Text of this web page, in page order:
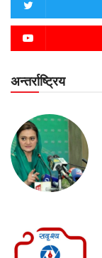
अन्तर्राष्ट्रिय